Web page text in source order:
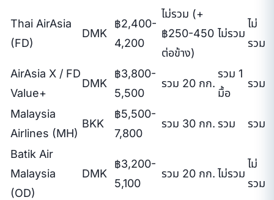
Thai AirAsia
(FD)
DMK
฿2,400-
4,200
ไม่รวม (+
฿250-450
ต่อข้าง)
ไม่รวม
ไม่
รวม
AirAsia X / FD
Value+
DMK
฿3,800-
5,500
รวม 20 กก.
รวม 1
มื้อ
รวม
Malaysia
Airlines (MH)
BKK
฿5,500-
7,800
รวม 30 กก. รวม รวม
Batik Air
Malaysia
(OD)
DMK
฿3,200-
5,100
รวม 20 กก. ไม่รวม
ไม่
รวม